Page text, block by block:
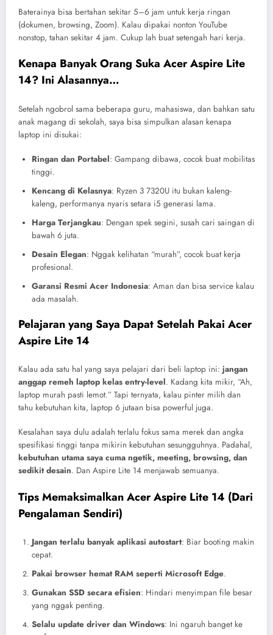
Baterainya bisa bertahan sekitar 5–6 jam untuk kerja ringan
(dokumen, browsing, Zoom). Kalau dipakai nonton YouTube
nonstop, tahan sekitar 4 jam. Cukup lah buat setengah hari kerja.
Kenapa Banyak Orang Suka Acer Aspire Lite
14? Ini Alasannya…
Setelah ngobrol sama beberapa guru, mahasiswa, dan bahkan satu
anak magang di sekolah, saya bisa simpulkan alasan kenapa
laptop ini disukai:
Ringan dan Portabel: Gampang dibawa, cocok buat mobilitas
tinggi.
Kencang di Kelasnya: Ryzen 3 7320U itu bukan kaleng-
kaleng, performanya nyaris setara i5 generasi lama.
Harga Terjangkau: Dengan spek segini, susah cari saingan di
bawah 6 juta.
Desain Elegan: Nggak kelihatan “murah”, cocok buat kerja
profesional.
Garansi Resmi Acer Indonesia: Aman dan bisa service kalau
ada masalah.
Pelajaran yang Saya Dapat Setelah Pakai Acer
Aspire Lite 14
Kalau ada satu hal yang saya pelajari dari beli laptop ini: jangan
anggap remeh laptop kelas entry-level. Kadang kita mikir, “Ah,
laptop murah pasti lemot.” Tapi ternyata, kalau pinter milih dan
tahu kebutuhan kita, laptop 6 jutaan bisa powerful juga.
Kesalahan saya dulu adalah terlalu fokus sama merek dan angka
spesifikasi tinggi tanpa mikirin kebutuhan sesungguhnya. Padahal,
kebutuhan utama saya cuma ngetik, meeting, browsing, dan
sedikit desain. Dan Aspire Lite 14 menjawab semuanya.
Tips Memaksimalkan Acer Aspire Lite 14 (Dari
Pengalaman Sendiri)
Jangan terlalu banyak aplikasi autostart: Biar booting makin
cepat.
Pakai browser hemat RAM seperti Microsoft Edge.
Gunakan SSD secara efisien: Hindari menyimpan file besar
yang nggak penting.
Selalu update driver dan Windows: Ini ngaruh banget ke